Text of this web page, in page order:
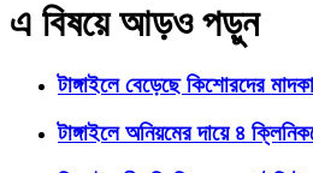
এ বিষয়ে আড়ও পড়ুন
টাঙ্গাইলে বেড়েছে কিশোরদের
টাঙ্গাইলে অনিয়মের দায়ে ৪